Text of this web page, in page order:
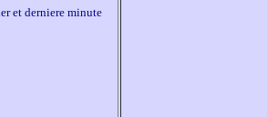
et derniere minute